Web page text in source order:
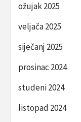
ožujak 2025
veljača 2025
siječanj 2025
prosinac 2024
studeni 2024
listopad 2024